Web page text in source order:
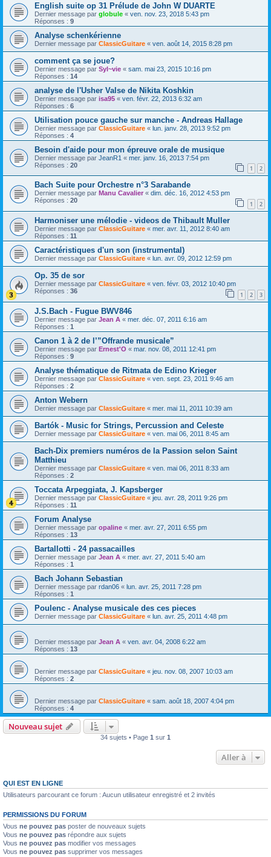
English suite op 31 Prélude de John W DUARTE
Dernier message par globule « ven. nov. 23, 2018 5:43 pm
Réponses : 9
Analyse schenkérienne
Dernier message par ClassicGuitare « ven. août 14, 2015 8:28 pm
comment ça se joue?
Dernier message par Syl~vie « sam. mai 23, 2015 10:16 pm
Réponses : 14
analyse de l'Usher Valse de Nikita Koshkin
Dernier message par isa95 « ven. févr. 22, 2013 6:32 am
Réponses : 6
Utilisation pouce gauche sur manche - Andreas Hallage
Dernier message par ClassicGuitare « lun. janv. 28, 2013 9:52 pm
Réponses : 4
Besoin d'aide pour mon épreuve orale de musique
Dernier message par JeanR1 « mer. janv. 16, 2013 7:54 pm
Réponses : 20 1 2
Bach Suite pour Orchestre n°3 Sarabande
Dernier message par Manu Cavalier « dim. déc. 16, 2012 4:53 pm
Réponses : 20 1 2
Harmoniser une mélodie - videos de Thibault Muller
Dernier message par ClassicGuitare « mer. avr. 11, 2012 8:40 am
Réponses : 11
Caractéristiques d'un son (instrumental)
Dernier message par ClassicGuitare « lun. avr. 09, 2012 12:59 pm
Op. 35 de sor
Dernier message par ClassicGuitare « ven. févr. 03, 2012 10:40 pm
Réponses : 36 1 2 3
J.S.Bach - Fugue BWV846
Dernier message par Jean A « mer. déc. 07, 2011 6:16 am
Réponses : 1
Canon 1 à 2 de l’”Offrande musicale”
Dernier message par Ernest'O « mar. nov. 08, 2011 12:41 pm
Réponses : 9
Analyse thématique de Ritmata de Edino Krieger
Dernier message par ClassicGuitare « ven. sept. 23, 2011 9:46 am
Réponses : 2
Anton Webern
Dernier message par ClassicGuitare « mer. mai 11, 2011 10:39 am
Bartók - Music for Strings, Percussion and Celeste
Dernier message par ClassicGuitare « ven. mai 06, 2011 8:45 am
Bach-Dix premiers numéros de la Passion selon Saint
Matthieu
Dernier message par ClassicGuitare « ven. mai 06, 2011 8:33 am
Réponses : 2
Toccata Arpeggiata, J. Kapsberger
Dernier message par ClassicGuitare « jeu. avr. 28, 2011 9:26 pm
Réponses : 11
Forum Analyse
Dernier message par opaline « mer. avr. 27, 2011 6:55 pm
Réponses : 13
Bartallotti - 24 passacailles
Dernier message par Jean A « mer. avr. 27, 2011 5:40 am
Réponses : 1
Bach Johann Sebastian
Dernier message par rdan06 « lun. avr. 25, 2011 7:28 pm
Réponses : 1
Poulenc - Analyse musicale des ces pieces
Dernier message par ClassicGuitare « lun. avr. 25, 2011 4:48 pm
Dernier message par Jean A « ven. avr. 04, 2008 6:22 am
Réponses : 13
Dernier message par ClassicGuitare « jeu. nov. 08, 2007 10:03 am
Réponses : 2
Dernier message par ClassicGuitare « sam. août 18, 2007 4:04 pm
Réponses : 4
Nouveau sujet
34 sujets • Page 1 sur 1
Aller à
QUI EST EN LIGNE
Utilisateurs parcourant ce forum : Aucun utilisateur enregistré et 2 invités
PERMISSIONS DU FORUM
Vous ne pouvez pas poster de nouveaux sujets
Vous ne pouvez pas répondre aux sujets
Vous ne pouvez pas modifier vos messages
Vous ne pouvez pas supprimer vos messages